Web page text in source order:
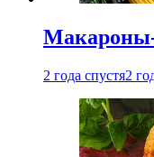
Макароны-
2 года спустя2